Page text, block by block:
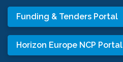
Funding & Tenders Portal
Horizon Europe NCP Portal